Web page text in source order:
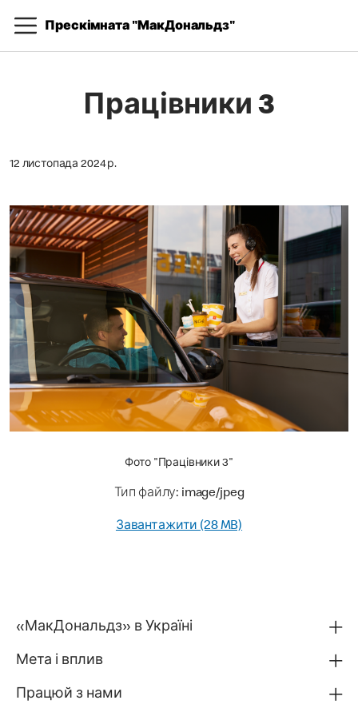
Прескімната "МакДональдз"
Працівники 3
12 листопада 2024 р.
Фото "Працівники 3"
Тип файлу: image/jpeg
Завантажити (28 MB)
«МакДональдз» в Україні
Мета і вплив
Працюй з нами